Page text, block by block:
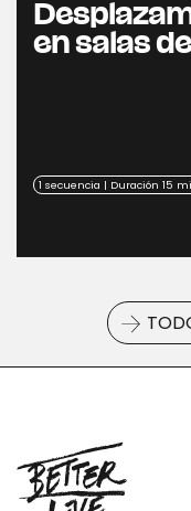
en salas
1 secuencia | Duración 15